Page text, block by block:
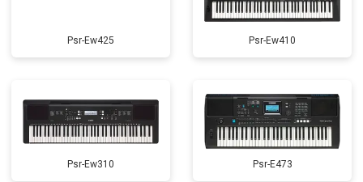
Psr-Ew425 Psr-Ew410
Psr-Ew310 Psr-E473